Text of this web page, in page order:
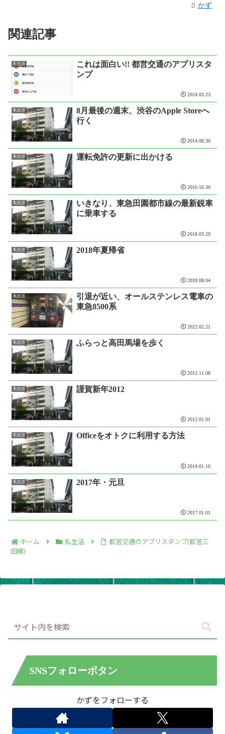
かず
関連記事
私生活
これは面白い!! 都営交通のアプリスタ
ンプ
2024.03.23
私生活
8月最後の週末、渋谷のApple Storeへ
行く
2014.08.30
私生活 運転免許の更新に出かける
2016.10.30
私生活
いきなり、東急田園都市線の最新鋭車
に乗車する
2018.03.29
私生活 2018年夏帰省
2018.08.04
私生活
引退が近い、オールステンレス電車の
東急8500系
2022.02.21
私生活 ふらっと高田馬場を歩く
2012.11.08
私生活 謹賀新年2012
2012.01.01
私生活 Officeをオトクに利用する方法
2014.01.10
私生活 2017年・元旦
2017.01.01
ホーム 私生活
都営交通のアプリスタンプ(都営三
田線)
SNSフォローボタン
かずをフォローする